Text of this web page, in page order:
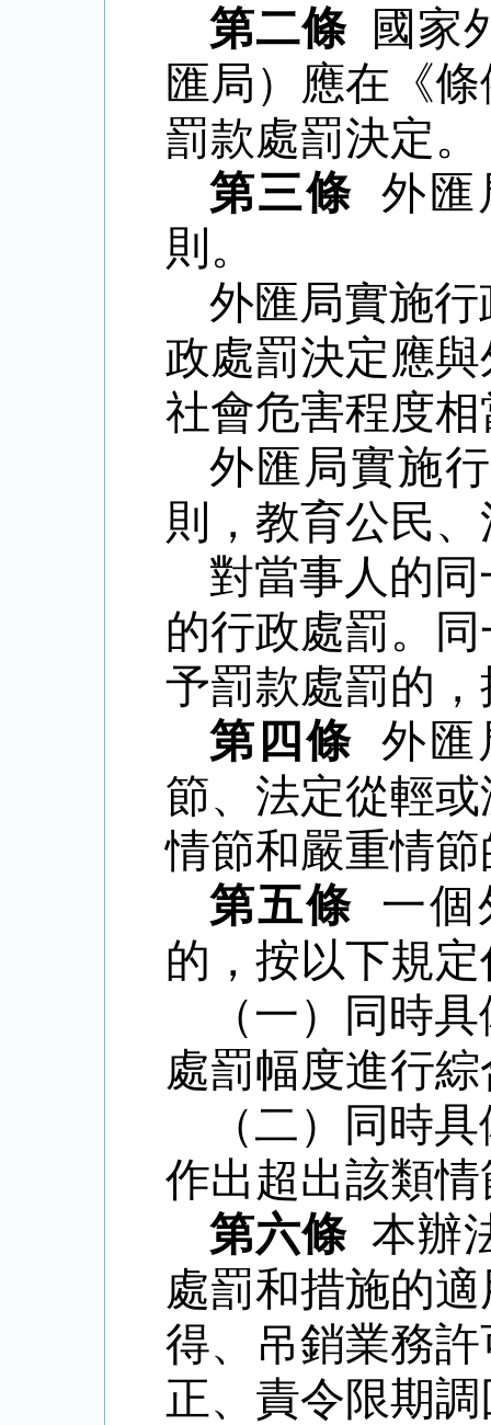
第二條 國家
匯局）應在《
罰款處罰決定。
第三條 外匯
則。
外匯局實施
政處罰決定應
社會危害程度
外匯局實施
則，教育公民
對當事人的
的行政處罰。
予罰款處罰的
第四條 外匯
節、法定從輕
情節和嚴重情
第五條
一個
的，按以下規
（一）同時
處罰幅度進行
（二）同時
作出超出該類
第六條 本辦
處罰和措施的
得、吊銷業務
正、責令限期